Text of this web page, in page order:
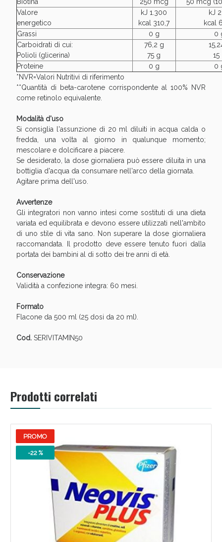
Valore
energetico
kJ 1.300
kcal 310,7
kJ
kcal
Grassi
0 g
0
Carboidrati di cui:
Polioli (glicerina)
76,2 g
75 g
15
Proteine
0 g
0
*NVR=Valori Nutritivi di riferimento
**Quantità di beta-carotene corrispondente al 100% NVR
come retinolo equivalente.
Modalità d'uso
Si consiglia l'assunzione di 20 ml diluiti in acqua calda o
fredda, una volta al giorno in qualunque momento;
mescolare e dolcificare a piacere.
Se desiderato, la dose giornaliera può essere diluita in una
bottiglia d'acqua da consumare nell'arco della giornata.
Agitare prima dell'uso.
Avvertenze
Gli integratori non vanno intesi come sostituti di una dieta
variata ed equilibrata e devono essere utilizzati nell'ambito
di uno stile di vita sano. Non superare la dose giornaliera
raccomandata. Il prodotto deve essere tenuto fuori dalla
portata dei bambini al di sotto dei tre anni di età.
Conservazione
Validità a confezione integra: 60 mesi.
Formato
Flacone da 500 ml (25 dosi da 20 ml).
Cod.SERIVITAMIN50
Prodotti correlati
PROMO
-22 %